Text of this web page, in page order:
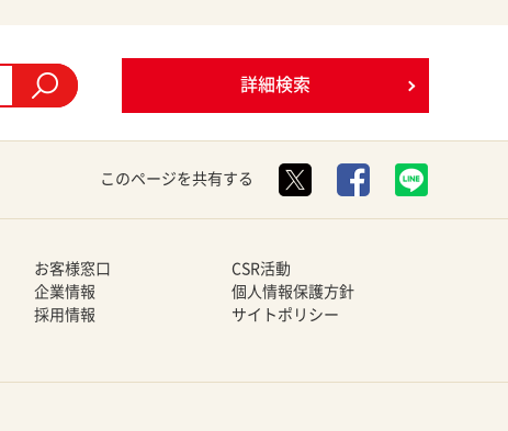
詳細検索
このページを共有する
お客様窓口
企業情報
採用情報
CSR活動
個人情報保護方針
サイトポリシー